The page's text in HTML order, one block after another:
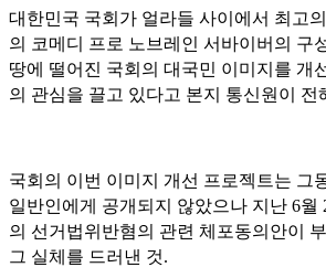
대한민국 국회가 얼라들 사이에서 최고
의 코메디 프로 노브레인 서바이버의 구
땅에 떨어진 국회의 대국민 이미지를 개
의 관심을 끌고 있다고 본지 통신원이 전
국회의 이번 이미지 개선 프로젝트는 그
일반인에게 공개되지 않았으나 지난 6월
의 선거법위반혐의 관련 체포동의안이
그 실체를 드러낸 것.